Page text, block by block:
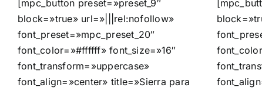
[mpc_button preset=»preset_9″
block=»true» url=»|||rel:nofollow»
font_preset=»mpc_preset_20″
font_color=»#ffffff» font_size=»16″
font_transform=»uppercase»
font_align=»center» title=»Sierra para